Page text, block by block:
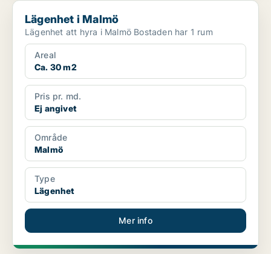
Lägenhet i Malmö
Lägenhet i Malmö
Lägenhet att hyra i Malmö Bostaden har 1 rum
Areal
Ca. 30 m2
Pris pr. md.
Ej angivet
Område
Malmö
Type
Lägenhet
Mer info